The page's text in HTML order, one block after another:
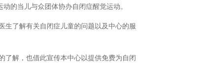
的当儿与众团体协办自闭症醒觉运动。
生了解有关自闭症儿童的问题以及中心的服
了解，也借此宣传本中心以提供免费为自闭